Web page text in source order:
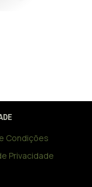
Condições
Privacidade